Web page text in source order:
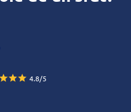
4.8/5